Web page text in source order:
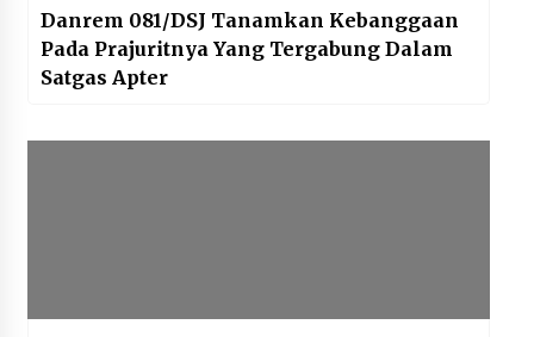
Danrem 081/DSJ Tanamkan Kebanggaan
Pada Prajuritnya Yang Tergabung Dalam
Satgas Apter